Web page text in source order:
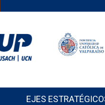
EJES